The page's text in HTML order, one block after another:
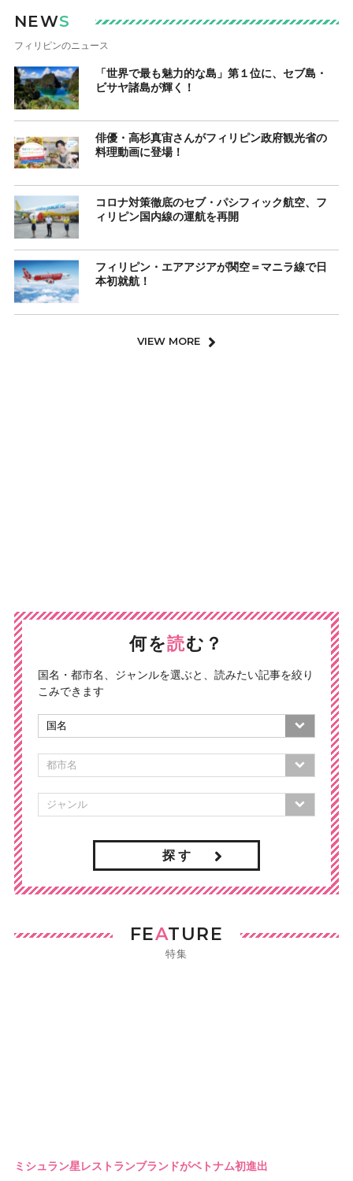
NEWS
フィリピンのニュース
「世界で最も魅力的な島」第１位に、セブ島・
ビサヤ諸島が輝く！
俳優・高杉真宙さんがフィリピン政府観光省の
料理動画に登場！
コロナ対策徹底のセブ・パシフィック航空、フ
ィリピン国内線の運航を再開
フィリピン・エアアジアが関空＝マニラ線で日
本初就航！
VIEW MORE
何を読む？
国名・都市名、ジャンルを選ぶと、読みたい記事を絞り
こみできます
探 す
FEATURE
特集
ミシュラン星レストランブランドがベトナム初進出